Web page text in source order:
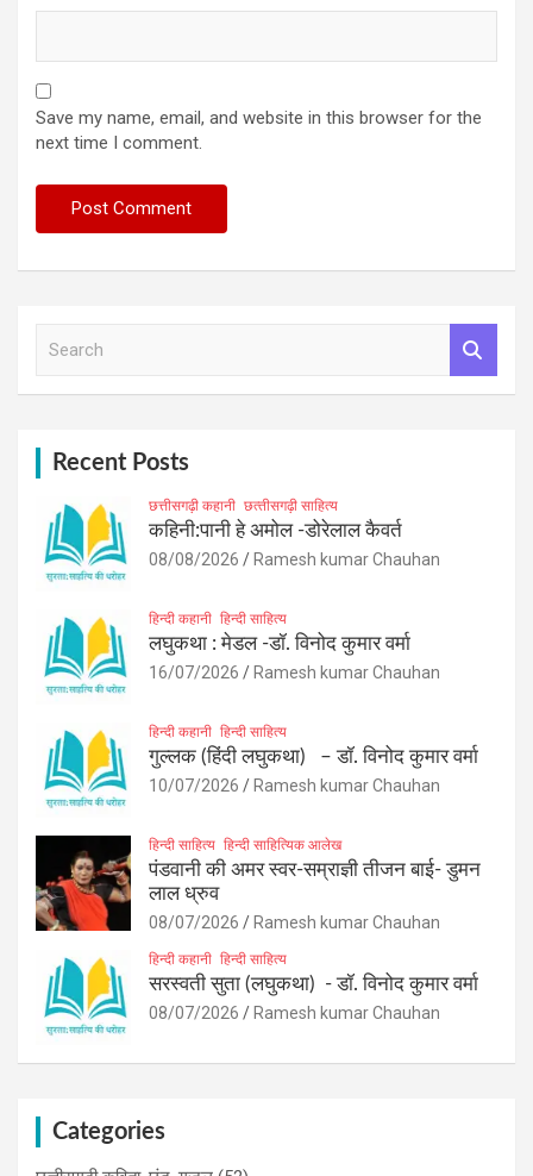
Save my name, email, and website in this browser for the
next time I comment.
Recent Posts
छत्तीसगढ़ी कहानी छत्‍तीसगढ़ी साहित्‍य
कहिनी:पानी हे अमोल -डोरेलाल कैवर्त
08/08/2026 Ramesh kumar Chauhan
हिन्दी कहानी हिन्दी साहित्य
लघुकथा : मेडल -डॉ. विनोद कुमार वर्मा
16/07/2026 Ramesh kumar Chauhan
हिन्दी कहानी हिन्दी साहित्य
गुल्लक (हिंदी लघुकथा) – डॉ. विनोद कुमार वर्मा
10/07/2026 Ramesh kumar Chauhan
हिन्दी साहित्य हिन्दी साहित्यिक आलेख
पंडवानी की अमर स्वर-सम्राज्ञी तीजन बाई- डुमन
लाल ध्रुव
08/07/2026 Ramesh kumar Chauhan
हिन्दी कहानी हिन्दी साहित्य
सरस्वती सुता (लघुकथा) ​- डॉ. विनोद कुमार वर्मा
08/07/2026 Ramesh kumar Chauhan
Categories